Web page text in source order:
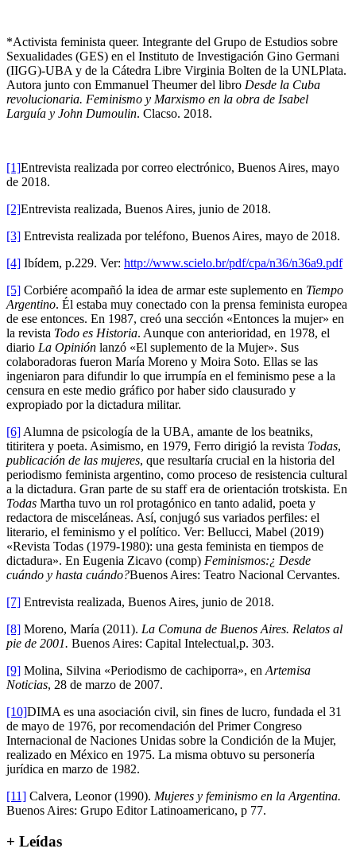
*Activista feminista queer. Integrante del Grupo de Estudios sobre
Sexualidades (GES) en el Instituto de Investigación Gino Germani
(IIGG)-UBA y de la Cátedra Libre Virginia Bolten de la UNLPlata.
Autora junto con Emmanuel Theumer del libro Desde la Cuba
revolucionaria. Feminismo y Marxismo en la obra de Isabel
Larguía y John Dumoulin. Clacso. 2018.
[1]Entrevista realizada por correo electrónico, Buenos Aires, mayo
de 2018.
[2]Entrevista realizada, Buenos Aires, junio de 2018.
[3] Entrevista realizada por teléfono, Buenos Aires, mayo de 2018.
[4] Ibídem, p.229. Ver: http://www.scielo.br/pdf/cpa/n36/n36a9.pdf
[5] Corbiére acompañó la idea de armar este suplemento en Tiempo
Argentino. Él estaba muy conectado con la prensa feminista europea
de ese entonces. En 1987, creó una sección «Entonces la mujer» en
la revista Todo es Historia. Aunque con anterioridad, en 1978, el
diario La Opinión lanzó «El suplemento de la Mujer». Sus
colaboradoras fueron María Moreno y Moira Soto. Ellas se las
ingeniaron para difundir lo que irrumpía en el feminismo pese a la
censura en este medio gráfico por haber sido clausurado y
expropiado por la dictadura militar.
[6] Alumna de psicología de la UBA, amante de los beatniks,
titiritera y poeta. Asimismo, en 1979, Ferro dirigió la revista Todas,
publicación de las mujeres, que resultaría crucial en la historia del
periodismo feminista argentino, como proceso de resistencia cultural
a la dictadura. Gran parte de su staff era de orientación trotskista. En
Todas Martha tuvo un rol protagónico en tanto adalid, poeta y
redactora de misceláneas. Así, conjugó sus variados perfiles: el
literario, el feminismo y el político. Ver: Bellucci, Mabel (2019)
«Revista Todas (1979-1980): una gesta feminista en tiempos de
dictadura». En Eugenia Zicavo (comp) Feminismos:¿ Desde
cuándo y hasta cuándo?Buenos Aires: Teatro Nacional Cervantes.
[7] Entrevista realizada, Buenos Aires, junio de 2018.
[8] Moreno, María (2011). La Comuna de Buenos Aires. Relatos al
pie de 2001. Buenos Aires: Capital Intelectual,p. 303.
[9] Molina, Silvina «Periodismo de cachiporra», en Artemisa
Noticias, 28 de marzo de 2007.
[10]DIMA es una asociación civil, sin fines de lucro, fundada el 31
de mayo de 1976, por recomendación del Primer Congreso
Internacional de Naciones Unidas sobre la Condición de la Mujer,
realizado en México en 1975. La misma obtuvo su personería
jurídica en marzo de 1982.
[11] Calvera, Leonor (1990). Mujeres y feminismo en la Argentina.
Buenos Aires: Grupo Editor Latinoamericano, p 77.
+ Leídas